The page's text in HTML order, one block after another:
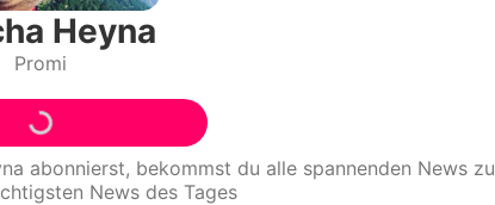
auf Promiflash
Jobs
runterladen
Team
Heyna
Promi
abonnierst, bekommst du alle spannenden News zu
News des Tages